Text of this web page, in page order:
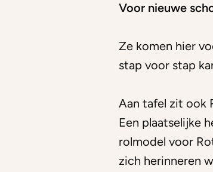
Voor nieuwe
Ze komen hier
stap voor stap
Aan tafel zit ook
Een plaatselijke
rolmodel voor
zich herinneren